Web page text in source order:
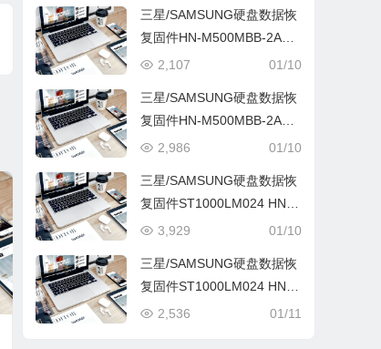
三星/SAMSUNG硬盘数据恢
复固件HN-M500MBB-2AR1
0001-S2R7J9AB936817带
01/10
2,107
三星/SAMSUNG硬盘数据恢
复固件HN-M500MBB-2AR1
0002-S2SVJ9CBC09604不
01/10
2,986
三星/SAMSUNG硬盘数据恢
复固件ST1000LM024 HN-
M101MBB-2AR10001-S2T
01/10
3,929
三星/SAMSUNG硬盘数据恢
复固件ST1000LM024 HN-
M101MBB-2AR10001-S2U
01/11
2,536